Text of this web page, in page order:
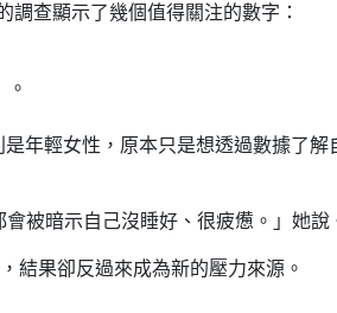
調查顯示了幾個值得關注的數字：
是年輕女性，原本只是想透過數據了解
被暗示自己沒睡好、很疲憊。」她說
結果卻反過來成為新的壓力來源。